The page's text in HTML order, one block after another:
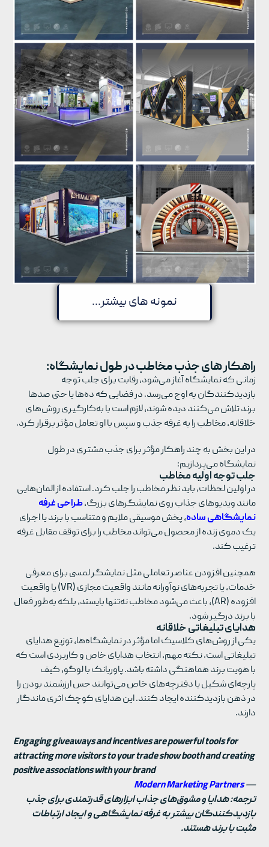
نمونه های بیشتر...
راهکار های جذب مخاطب در طول نمایشگاه:
زمانی که نمایشگاه آغاز می‌شود، رقابت برای جلب توجه
بازدیدکنندگان به اوج می‌رسد. در فضایی که ده‌ها یا حتی صدها
برند تلاش می‌کنند دیده شوند، لازم است با به‌کارگیری روش‌های
خلاقانه، مخاطب را به غرفه جذب و سپس با او تعامل مؤثر برقرار کرد.
در این بخش به چند راهکار مؤثر برای جذب مشتری در طول
نمایشگاه می‌پردازیم:
جلب توجه اولیه مخاطب
در اولین لحظات، باید نظر مخاطب را جلب کرد. استفاده از المان‌هایی
مانند ویدیوهای جذاب روی نمایشگرهای بزرگ،طراحی غرفه
نمایشگاهی ساده، پخش موسیقی ملایم و متناسب با برند یا اجرای
یک دموی زنده از محصول می‌تواند مخاطب را برای توقف مقابل غرفه
ترغیب کند.
همچنین افزودن عناصر تعاملی مثل نمایشگر لمسی برای معرفی
خدمات، یا تجربه‌های نوآورانه مانند واقعیت مجازی (VR) یا واقعیت
افزوده (AR)، باعث می‌شود مخاطب نه‌تنها بایستد، بلکه به‌طور فعال
با برند درگیر شود.
هدایای تبلیغاتی خلاقانه
یکی از روش‌های کلاسیک اما مؤثر در نمایشگاه‌ها، توزیع هدایای
تبلیغاتی است. نکته مهم، انتخاب هدایای خاص و کاربردی است که
با هویت برند هماهنگی داشته باشد. پاوربانک با لوگو، کیف
پارچه‌ای شکیل یا دفترچه‌های خاص می‌توانند حس ارزشمند بودن را
در ذهن بازدیدکننده ایجاد کنند. این هدایای کوچک اثری ماندگار
دارند.
Engaging giveaways and incentives are powerful tools for
attracting more visitors to your trade show booth and creating
positive associations with your brand
—
Modern Marketing Partners
ترجمه: هدایا و مشوق‌های جذاب ابزارهای قدرتمندی برای جذب
بازدیدکنندگان بیشتر به غرفه نمایشگاهی و ایجاد ارتباطات
مثبت با برند هستند.